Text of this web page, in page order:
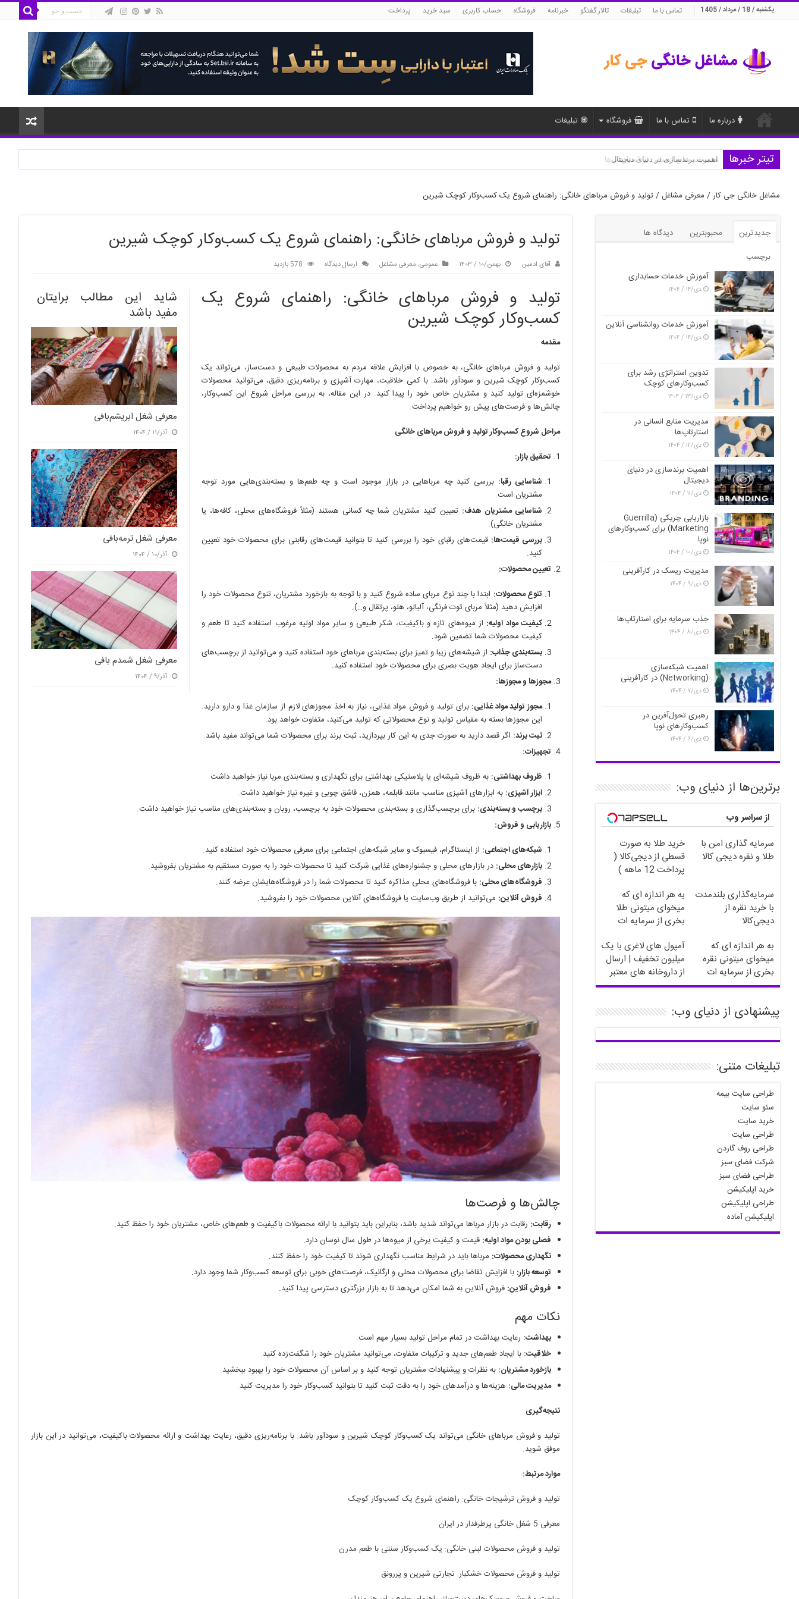
یکشنبه / 18 / مرداد / 1405 تماس با ما تبلیغات تالار گفتگو خبرنامه فروشگاه حساب کاربری سبد خرید پرداخت
درباره ما تماس با ما فروشگاه تبلیغات
تیتر خبرها اهمیت برندسازی در دنیای دیجیتال
مشاغل خانگی جی کار/ معرفی مشاغل/تولید و فروش مرباهای خانگی: راهنمای شروع یک کسب‌وکار کوچک شیرین
تولید و فروش مرباهای خانگی: راهنمای شروع یک کسب‌وکار کوچک شیرین
آقای ادمین بهمن/۱۰ / ۱۴۰۳ عمومی, معرفی مشاغل ارسال دیدگاه 578 بازدید
شاید این مطالب برایتان
مفید باشد
معرفی شغل ابریشم‌بافی
آذر/۱۱ / ۱۴۰۴
معرفی شغل ترمه‌بافی
آذر/۱۰ / ۱۴۰۴
معرفی شغل شمدم بافی
آذر/۹ / ۱۴۰۴
تولید و فروش مرباهای خانگی: راهنمای شروع یک
کسب‌وکار کوچک شیرین
مقدمه
تولید و فروش مرباهای خانگی، به خصوص با افزایش علاقه مردم به محصولات طبیعی و دست‌ساز، می‌تواند یک
کسب‌وکار کوچک شیرین و سودآور باشد. با کمی خلاقیت، مهارت آشپزی و برنامه‌ریزی دقیق، می‌توانید محصولات
خوشمزه‌ای تولید کنید و مشتریان خاص خود را پیدا کنید. در این مقاله، به بررسی مراحل شروع این کسب‌وکار،
چالش‌ها و فرصت‌های پیش رو خواهیم پرداخت.
مراحل شروع کسب‌وکار تولید و فروش مرباهای خانگی
تحقیق بازار:
شناسایی رقبا: بررسی کنید چه مرباهایی در بازار موجود است و چه طعم‌ها و بسته‌بندی‌هایی مورد توجه
مشتریان است.
شناسایی مشتریان هدف: تعیین کنید مشتریان شما چه کسانی هستند (مثلاً فروشگاه‌های محلی، کافه‌ها، یا
مشتریان خانگی).
بررسی قیمت‌ها: قیمت‌های رقبای خود را بررسی کنید تا بتوانید قیمت‌های رقابتی برای محصولات خود تعیین
کنید.
تعیین محصولات:
تنوع محصولات: ابتدا با چند نوع مربای ساده شروع کنید و با توجه به بازخورد مشتریان، تنوع محصولات خود را
افزایش دهید (مثلاً مربای توت فرنگی، آلبالو، هلو، پرتقال و…).
کیفیت مواد اولیه: از میوه‌های تازه و باکیفیت، شکر طبیعی و سایر مواد اولیه مرغوب استفاده کنید تا طعم و
کیفیت محصولات شما تضمین شود.
بسته‌بندی جذاب: از شیشه‌های زیبا و تمیز برای بسته‌بندی مرباهای خود استفاده کنید و می‌توانید از برچسب‌های
دست‌ساز برای ایجاد هویت بصری برای محصولات خود استفاده کنید.
مجوزها و مجوزها:
مجوز تولید مواد غذایی: برای تولید و فروش مواد غذایی، نیاز به اخذ مجوزهای لازم از سازمان غذا و دارو دارید.
این مجوزها بسته به مقیاس تولید و نوع محصولاتی که تولید می‌کنید، متفاوت خواهد بود.
ثبت برند: اگر قصد دارید به صورت جدی به این کار بپردازید، ثبت برند برای محصولات شما می‌تواند مفید باشد.
تجهیزات:
ظروف بهداشتی: به ظروف شیشه‌ای یا پلاستیکی بهداشتی برای نگهداری و بسته‌بندی مربا نیاز خواهید داشت.
ابزار آشپزی: به ابزارهای آشپزی مناسب مانند قابلمه، همزن، قاشق چوبی و غیره نیاز خواهید داشت.
برچسب و بسته‌بندی: برای برچسب‌گذاری و بسته‌بندی محصولات خود به برچسب، روبان و بسته‌بندی‌های مناسب نیاز خواهید داشت.
بازاریابی و فروش:
شبکه‌های اجتماعی: از اینستاگرام، فیسبوک و سایر شبکه‌های اجتماعی برای معرفی محصولات خود استفاده کنید.
بازارهای محلی: در بازارهای محلی و جشنواره‌های غذایی شرکت کنید تا محصولات خود را به صورت مستقیم به مشتریان بفروشید.
فروشگاه‌های محلی: با فروشگاه‌های محلی مذاکره کنید تا محصولات شما را در فروشگاه‌هایشان عرضه کنند.
فروش آنلاین: می‌توانید از طریق وب‌سایت یا فروشگاه‌های آنلاین محصولات خود را بفروشید.
چالش‌ها و فرصت‌ها
رقابت: رقابت در بازار مرباها می‌تواند شدید باشد، بنابراین باید بتوانید با ارائه محصولات باکیفیت و طعم‌های خاص، مشتریان خود را حفظ کنید.
فصلی بودن مواد اولیه: قیمت و کیفیت برخی از میوه‌ها در طول سال نوسان دارد.
نگهداری محصولات: مرباها باید در شرایط مناسب نگهداری شوند تا کیفیت خود را حفظ کنند.
توسعه بازار: با افزایش تقاضا برای محصولات محلی و ارگانیک، فرصت‌های خوبی برای توسعه کسب‌وکار شما وجود دارد.
فروش آنلاین: فروش آنلاین به شما امکان می‌دهد تا به بازار بزرگتری دسترسی پیدا کنید.
نکات مهم
بهداشت: رعایت بهداشت در تمام مراحل تولید بسیار مهم است.
خلاقیت: با ایجاد طعم‌های جدید و ترکیبات متفاوت، می‌توانید مشتریان خود را شگفت‌زده کنید.
بازخورد مشتریان: به نظرات و پیشنهادات مشتریان توجه کنید و بر اساس آن محصولات خود را بهبود ببخشید.
مدیریت مالی: هزینه‌ها و درآمدهای خود را به دقت ثبت کنید تا بتوانید کسب‌وکار خود را مدیریت کنید.
نتیجه‌گیری
تولید و فروش مرباهای خانگی می‌تواند یک کسب‌وکار کوچک شیرین و سودآور باشد. با برنامه‌ریزی دقیق، رعایت بهداشت و ارائه محصولات باکیفیت، می‌توانید در این بازار
موفق شوید.
موارد مرتبط:
تولید و فروش ترشیجات خانگی: راهنمای شروع یک کسب‌وکار کوچک
معرفی 5 شغل خانگی پرطرفدار در ایران
تولید و فروش محصولات لبنی خانگی: یک کسب‌وکار سنتی با طعم مدرن
تولید و فروش محصولات خشکبار: تجارتی شیرین و پررونق
جدیدترین محبوبترین
دیدگاه ها
برچسب
آموزش خدمات حسابداری
دی/۱۴ / ۱۴۰۴
آموزش خدمات روانشناسی آنلاین
دی/۱۴ / ۱۴۰۴
تدوین استراتژی رشد برای
کسب‌وکارهای کوچک
دی/۱۳ / ۱۴۰۴
مدیریت منابع انسانی در
استارتاپ‌ها
دی/۱۲ / ۱۴۰۴
اهمیت برندسازی در دنیای
دیجیتال
دی/۱۱ / ۱۴۰۴
بازاریابی چریکی (Guerrilla
Marketing) برای کسب‌وکارهای
نوپا
دی/۱۰ / ۱۴۰۴
مدیریت ریسک در کارآفرینی
دی/۹ / ۱۴۰۴
جذب سرمایه برای استارتاپ‌ها
دی/۸ / ۱۴۰۴
اهمیت شبکه‌سازی
(Networking) در کارآفرینی
دی/۷ / ۱۴۰۴
رهبری تحول‌آفرین در
کسب‌وکارهای نوپا
دی/۶ / ۱۴۰۴
برترین‌ها از دنیای وب:
از سراسر وب
سرمایه گذاری امن با
طلا و نقره دیجی کالا
خرید طلا به صورت
قسطی از دیجی‌کالا (
پرداخت 12 ماهه )
سرمایه‌گذاری بلندمدت
با خرید نقره از
دیجی‌کالا
به هر اندازه ای که
میخوای میتونی طلا
بخری از سرمایه ات
به هر اندازه ای که
میخوای میتونی نقره
بخری از سرمایه ات
محافظت کنی
آمپول های لاغری با یک
میلیون تخفیف | ارسال
از داروخانه های معتبر
پیشنهادی از دنیای وب:
تبلیغات متنی:
طراحی سایت بیمه
سئو سایت
خرید سایت
طراحی سایت
طراحی روف گاردن
شرکت فضای سبز
طراحی فضای سبز
خرید اپلیکیشن
طراحی اپلیکیشن
اپلیکیشن آماده